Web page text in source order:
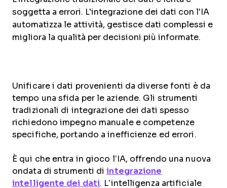
soggetta a errori. L'integrazione dei dati con l'IA
automatizza le attività, gestisce dati complessi e
migliora la qualità per decisioni più informate.
Unificare i dati provenienti da diverse fonti è da
tempo una sfida per le aziende. Gli strumenti
tradizionali di integrazione dei dati spesso
richiedono impegno manuale e competenze
specifiche, portando a inefficienze ed errori.
È qui che entra in gioco l’IA, offrendo una nuova
ondata di strumenti diintegrazione
intelligente dei dati. L’intelligenza artificiale